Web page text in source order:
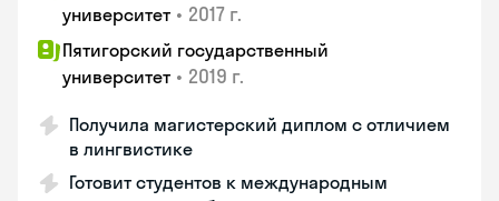
университет • 2017 г.
Пятигорский государственный
университет • 2019 г.
Получила магистерский диплом с отличием
в лингвистике
Готовит студентов к международным